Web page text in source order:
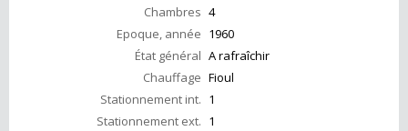
Chambres 4
Epoque, année 1960
État général A rafraîchir
Chauffage Fioul
Stationnement int. 1
Stationnement ext. 1